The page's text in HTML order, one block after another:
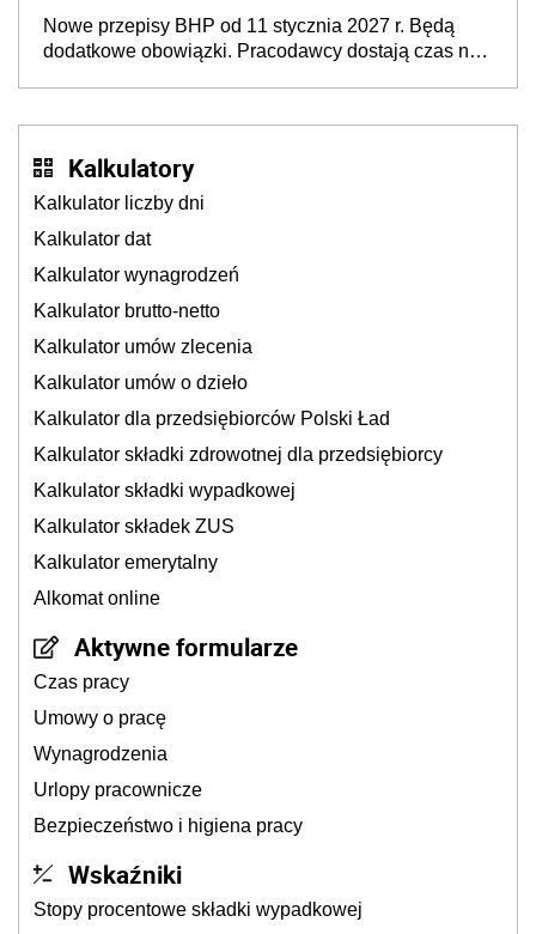
neuroatypowe. Powstanie Fundusz na rzecz
Inkluzywności w Zatrudnianiu?
Nowe przepisy BHP od 11 stycznia 2027 r. Będą
dodatkowe obowiązki. Pracodawcy dostają czas na
Kalkulatory
Kalkulator liczby dni
Kalkulator dat
Kalkulator wynagrodzeń
Kalkulator brutto-netto
Kalkulator umów zlecenia
Kalkulator umów o dzieło
Kalkulator dla przedsiębiorców Polski Ład
Kalkulator składki zdrowotnej dla przedsiębiorcy
Kalkulator składki wypadkowej
Kalkulator składek ZUS
Kalkulator emerytalny
Alkomat online
Aktywne formularze
Czas pracy
Umowy o pracę
Wynagrodzenia
Urlopy pracownicze
Bezpieczeństwo i higiena pracy
Wskaźniki
Stopy procentowe składki wypadkowej